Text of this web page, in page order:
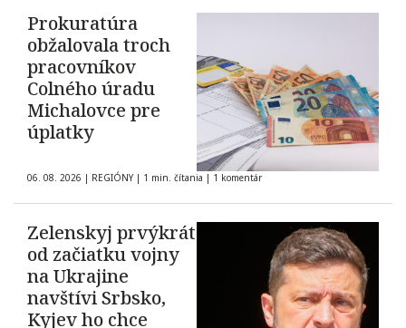
Prokuratúra
obžalovala troch
pracovníkov
Colného úradu
Michalovce pre
úplatky
06. 08. 2026 | REGIÓNY | 1 min. čítania | 1 komentár
Zelenskyj prvýkrát
od začiatku vojny
na Ukrajine
navštívi Srbsko,
Kyjev ho chce